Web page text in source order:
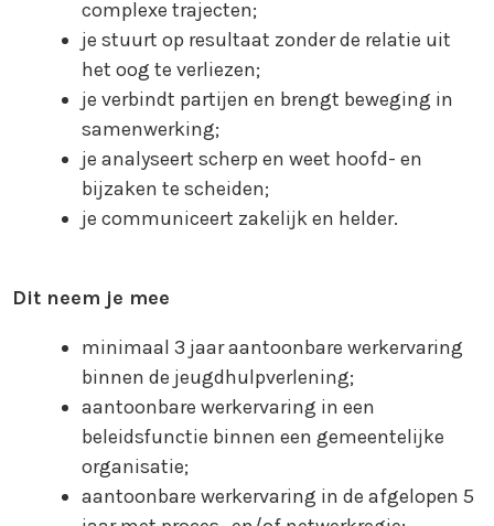
complexe trajecten;
je stuurt op resultaat zonder de relatie uit
het oog te verliezen;
je verbindt partijen en brengt beweging in
samenwerking;
je analyseert scherp en weet hoofd- en
bijzaken te scheiden;
je communiceert zakelijk en helder.
Dit neem je mee
minimaal 3 jaar aantoonbare werkervaring
binnen de jeugdhulpverlening;
aantoonbare werkervaring in een
beleidsfunctie binnen een gemeentelijke
organisatie;
aantoonbare werkervaring in de afgelopen 5